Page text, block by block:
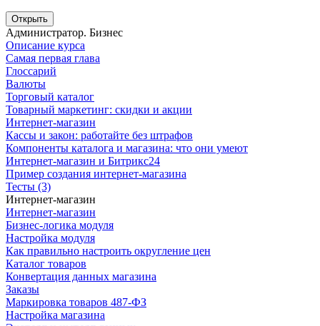
Открыть
Администратор. Бизнес
Описание курса
Самая первая глава
Глоссарий
Валюты
Торговый каталог
Товарный маркетинг: скидки и акции
Интернет-магазин
Кассы и закон: работайте без штрафов
Компоненты каталога и магазина: что они умеют
Интернет-магазин и Битрикс24
Пример создания интернет-магазина
Тесты (3)
Интернет-магазин
Интернет-магазин
Бизнес-логика модуля
Настройка модуля
Как правильно настроить округление цен
Каталог товаров
Конвертация данных магазина
Заказы
Маркировка товаров 487-ФЗ
Настройка магазина